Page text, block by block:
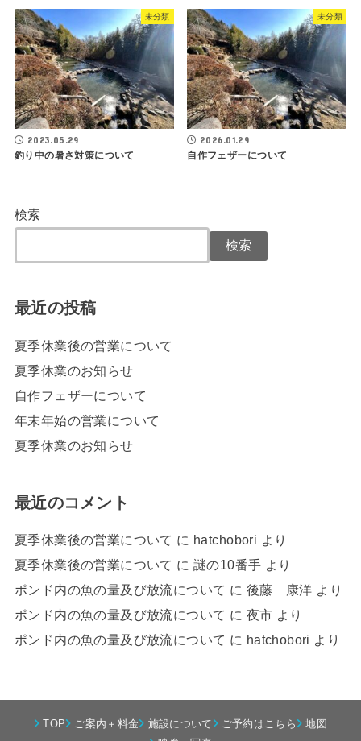
未分類
2023.05.29
釣り中の暑さ対策について
未分類
2026.01.29
自作フェザーについて
検索
検索
最近の投稿
夏季休業後の営業について
夏季休業のお知らせ
自作フェザーについて
年末年始の営業について
夏季休業のお知らせ
最近のコメント
夏季休業後の営業について に hatchobori より
夏季休業後の営業について に謎の10番手 より
ポンド内の魚の量及び放流について に 後藤 康洋 より
ポンド内の魚の量及び放流について に 夜市 より
ポンド内の魚の量及び放流について に hatchobori より
TOP ご案内＋料金 施設について ご予約はこちら
地図